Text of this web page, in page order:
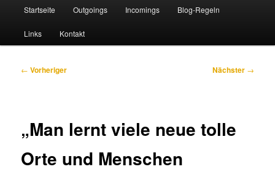
Startseite Outgoings Incomings Blog-Regeln
Links Kontakt
Beitragsnavigation
← Vorheriger Nächster →
„Man lernt viele neue tolle
Orte und Menschen